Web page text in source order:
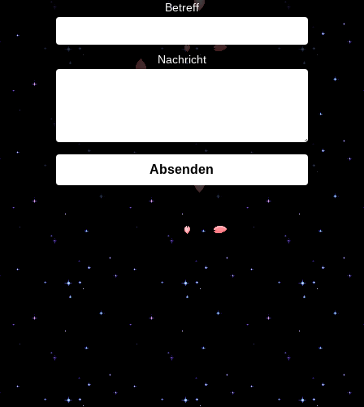
Betreff
Nachricht
Absenden